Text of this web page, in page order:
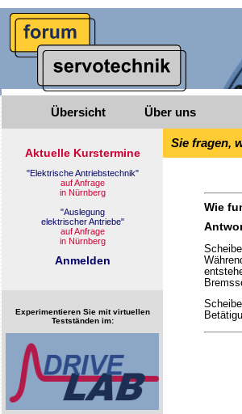
Übersicht Über uns
Experimentieren Sie mit virtuellen
Testständen im:
Sie fragen,
Wie